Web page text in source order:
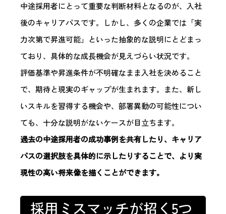
中途採用者にとって重要な判断材料となるのが、入社
後のキャリアパスです。しかし、多くの企業では「実
力次第で昇進可能」といった抽象的な説明にとどまっ
ており、具体的な成長機会が見えづらい状況です。
評価基準や昇進条件が不明確なまま入社を決めること
で、期待と現実のギャップが生まれます。また、新し
いスキルを習得する機会や、部署異動の可能性につい
ても、十分な説明がないケースが目立ちます。
過去の中途採用者の成功事例を共有したり、キャリア
パスの選択肢を具体的に示したりすることで、より実
現性の高い将来像を描くことができます。
採用ミスマッチが招く5つ